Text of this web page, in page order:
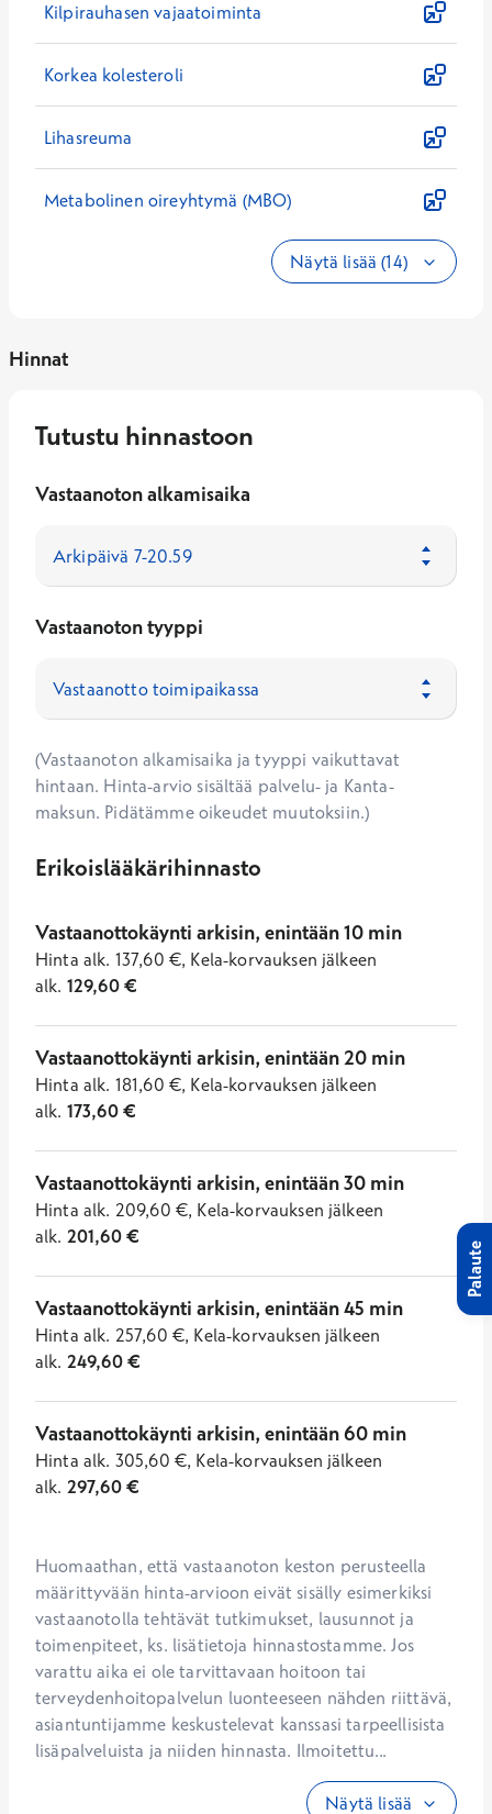
Kilpirauhasen vajaatoiminta
Korkea kolesteroli
Lihasreuma
Metabolinen oireyhtymä (MBO)
Näytä lisää (14)
Hinnat
Tutustu hinnastoon
Vastaanoton alkamisaika
Vastaanoton tyyppi
(Vastaanoton alkamisaika ja tyyppi vaikuttavat
hintaan. Hinta-arvio sisältää palvelu- ja Kanta-
maksun. Pidätämme oikeudet muutoksiin.)
Erikoislääkärihinnasto
Vastaanottokäynti arkisin, enintään 10 min
Hinta alk. 137,60 €, Kela-korvauksen jälkeen
alk. 129,60€
Vastaanottokäynti arkisin, enintään 20 min
Hinta alk. 181,60 €, Kela-korvauksen jälkeen
alk. 173,60€
Vastaanottokäynti arkisin, enintään 30 min
Hinta alk. 209,60 €, Kela-korvauksen jälkeen
alk. 201,60€
Vastaanottokäynti arkisin, enintään 45 min
Hinta alk. 257,60 €, Kela-korvauksen jälkeen
alk. 249,60€
Vastaanottokäynti arkisin, enintään 60 min
Hinta alk. 305,60 €, Kela-korvauksen jälkeen
alk. 297,60€
Huomaathan, että vastaanoton keston perusteella
määrittyvään hinta-arvioon eivät sisälly esimerkiksi
vastaanotolla tehtävät tutkimukset, lausunnot ja
toimenpiteet, ks. lisätietoja hinnastostamme. Jos
varattu aika ei ole tarvittavaan hoitoon tai
terveydenhoitopalvelun luonteeseen nähden riittävä,
asiantuntijamme keskustelevat kanssasi tarpeellisista
lisäpalveluista ja niiden hinnasta. Ilmoitettu...
Näytä lisää
Palaute